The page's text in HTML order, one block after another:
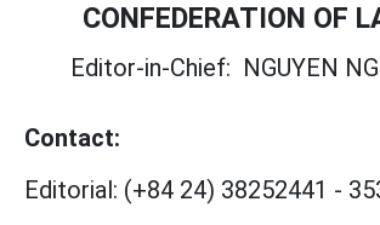
CONFEDERATION OF
Editor-in-Chief: NGUYEN
Contact:
Editorial: (+84 24) 38252441 -